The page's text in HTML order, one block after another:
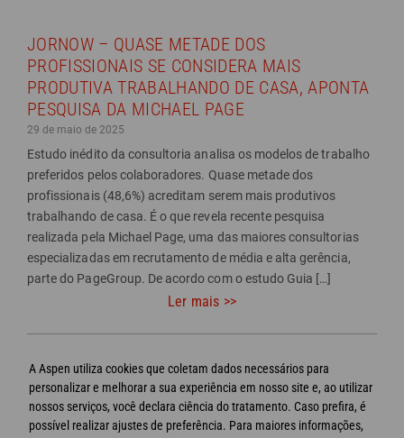
A Aspen utiliza cookies que coletam dados necessários para
personalizar e melhorar a sua experiência em nosso site e, ao utilizar
nossos serviços, você declara ciência do tratamento. Caso prefira, é
possível realizar ajustes de preferência. Para maiores informações,
JORNOW – QUASE METADE DOS
PROFISSIONAIS SE CONSIDERA MAIS
PRODUTIVA TRABALHANDO DE CASA, APONTA
PESQUISA DA MICHAEL PAGE
29 de maio de 2025
Estudo inédito da consultoria analisa os modelos de trabalho
preferidos pelos colaboradores. Quase metade dos
profissionais (48,6%) acreditam serem mais produtivos
trabalhando de casa. É o que revela recente pesquisa
realizada pela Michael Page, uma das maiores consultorias
especializadas em recrutamento de média e alta gerência,
parte do PageGroup. De acordo com o estudo Guia […]
Ler mais >>
Próxima
página
>>